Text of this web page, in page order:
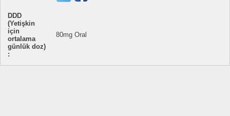
DDD
(Yetişkin
için
ortalama
günlük doz)
:
80mg Oral